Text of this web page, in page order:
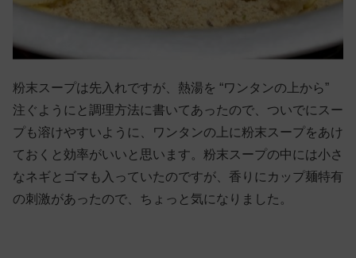
粉末スープは先入れですが、熱湯を “ワンタンの上から”
注ぐようにと調理方法に書いてあったので、ついでにスー
プも溶けやすいように、ワンタンの上に粉末スープをあけ
ておくと効率がいいと思います。粉末スープの中には小さ
なネギとゴマも入っていたのですが、香りにカップ麺特有
の刺激があったので、ちょっと気になりました。